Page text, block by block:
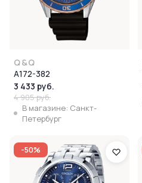
Q&Q
A172-382
3 433 руб.
4 905 руб.
В магазине: Санкт-
Петербург
-50%